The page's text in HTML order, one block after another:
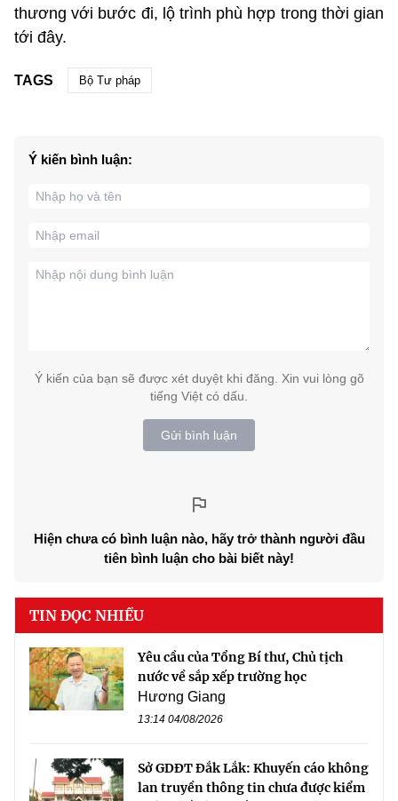
thương với bước đi, lộ trình phù hợp trong thời gian
tới đây.
TAGS Bộ Tư pháp
Ý kiến bình luận:
Ý kiến của bạn sẽ được xét duyệt khi đăng. Xin vui lòng gõ
tiếng Việt có dấu.
Gửi bình luận
Hiện chưa có bình luận nào, hãy trở thành người đầu
tiên bình luận cho bài biết này!
TIN ĐỌC NHIỀU
Yêu cầu của Tổng Bí thư, Chủ tịch
nước về sắp xếp trường học
Hương Giang
13:14 04/08/2026
Sở GDĐT Đắk Lắk: Khuyến cáo không
lan truyền thông tin chưa được kiểm